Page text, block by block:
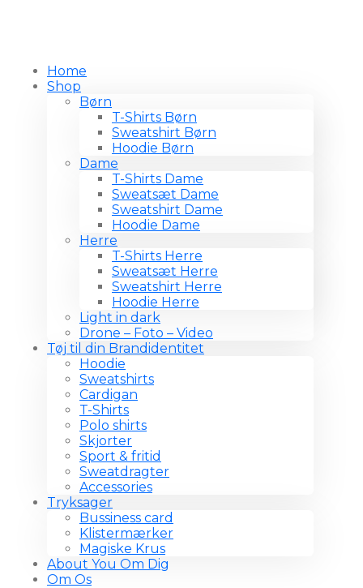
Home
Shop
Børn
T-Shirts Børn
Sweatshirt Børn
Hoodie Børn
Dame
T-Shirts Dame
Sweatsæt Dame
Sweatshirt Dame
Hoodie Dame
Herre
T-Shirts Herre
Sweatsæt Herre
Sweatshirt Herre
Hoodie Herre
Light in dark
Drone – Foto – Video
Tøj til din Brandidentitet
Hoodie
Sweatshirts
Cardigan
T-Shirts
Polo shirts
Skjorter
Sport & fritid
Sweatdragter
Accessories
Tryksager
Bussiness card
Klistermærker
Magiske Krus
About You Om Dig
Om Os